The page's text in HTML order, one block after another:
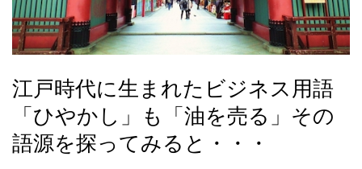
江戸時代に生まれたビジネス用語
「ひやかし」も「油を売る」その
語源を探ってみると・・・